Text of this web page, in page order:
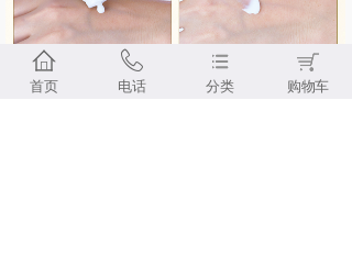
首页 电话 分类 购物车